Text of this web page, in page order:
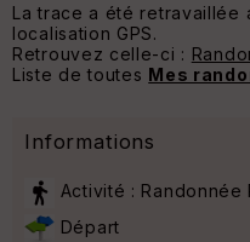
La trace a été
localisation GPS.
Retrouvez celle-ci :
Liste de toutes Mes
Informations
Activité : Randonnée
Départ